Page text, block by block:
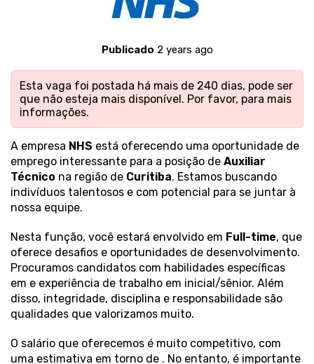
Publicado 2 years ago
Esta vaga foi postada há mais de 240 dias, pode ser
que não esteja mais disponível. Por favor, para mais
informações.
A empresa NHS está oferecendo uma oportunidade de
emprego interessante para a posição de Auxiliar
Técnico na região de Curitiba. Estamos buscando
indivíduos talentosos e com potencial para se juntar à
nossa equipe.
Nesta função, você estará envolvido em Full-time, que
oferece desafios e oportunidades de desenvolvimento.
Procuramos candidatos com habilidades específicas
em e experiência de trabalho em inicial/sênior. Além
disso, integridade, disciplina e responsabilidade são
qualidades que valorizamos muito.
O salário que oferecemos é muito competitivo, com
uma estimativa em torno de . No entanto, é importante